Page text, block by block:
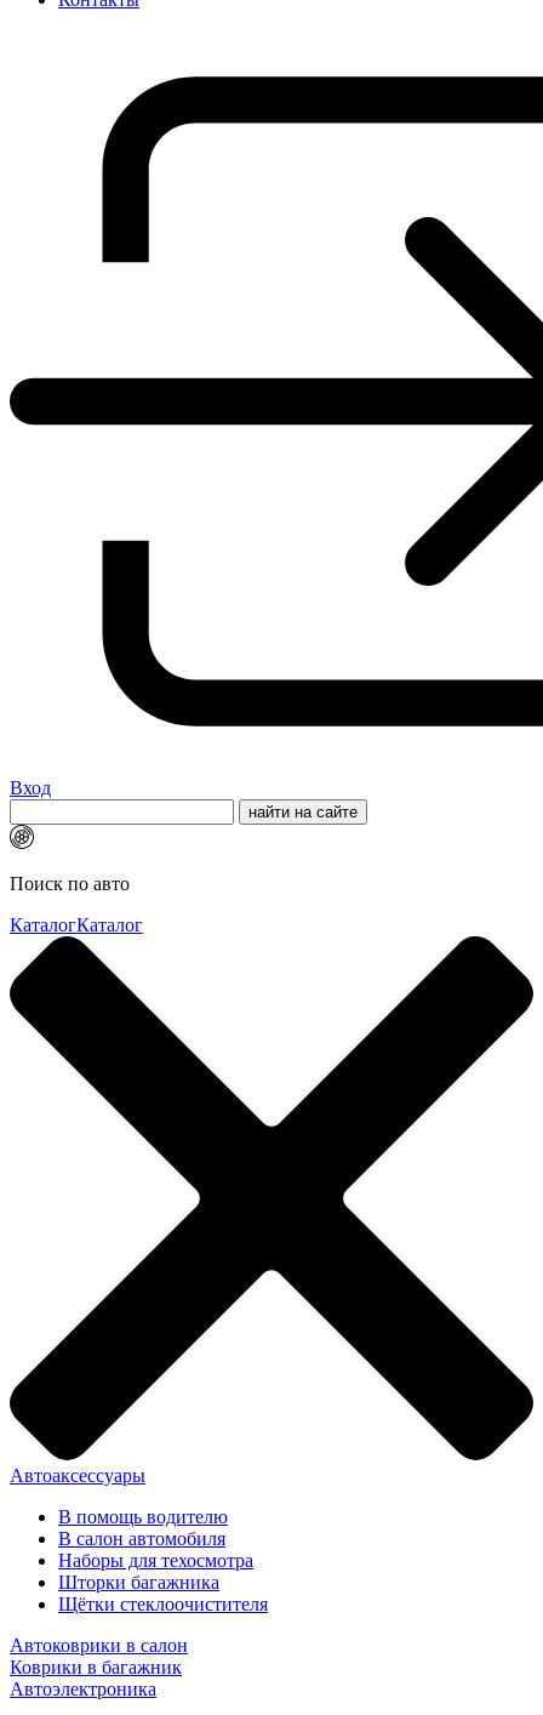
Вход
Поиск по авто
КаталогКаталог
Автоаксессуары
В помощь водителю
В салон автомобиля
Наборы для техосмотра
Шторки багажника
Щётки стеклоочистителя
Автоковрики в салон
Коврики в багажник
Автоэлектроника